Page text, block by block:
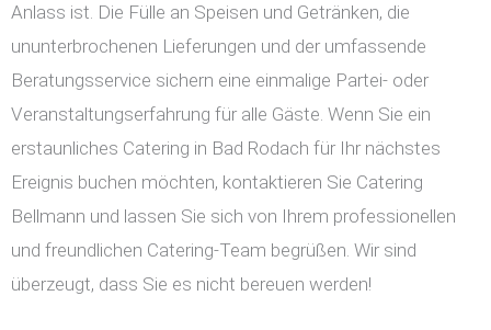
Anlass ist. Die Fülle an Speisen und Getränken, die
ununterbrochenen Lieferungen und der umfassende
Beratungsservice sichern eine einmalige Partei- oder
Veranstaltungserfahrung für alle Gäste. Wenn Sie ein
erstaunliches Catering in Bad Rodach für Ihr nächstes
Ereignis buchen möchten, kontaktieren Sie Catering
Bellmann und lassen Sie sich von Ihrem professionellen
und freundlichen Catering-Team begrüßen. Wir sind
überzeugt, dass Sie es nicht bereuen werden!